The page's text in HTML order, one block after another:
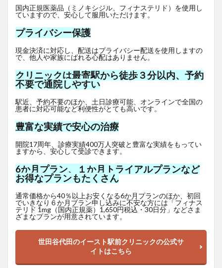
国内正規医薬品（ミノキシジル、フィナステリド）を使用し
ていますので、安心して服用いただけます。
プライバシー保護
現金決済に対応し、配送はプライバシー配送を使用しますの
で、他人や家族にばれる心配はありません。
クリニックは最寄駅から徒歩３分以内、予約
不要で通院しやすい
駅近、予約不要のほか、土日診療可能、オンラインで全国の
患者に対応可能など利便性がとても高いです。
豊富な実績で安心の治療
開院17周年、診療実績400万人突破と豊富な実績をもってい
ますから、安心して受診できます。
6か月プラン、１か月トライアルプランなど
お得なプランもたくさん
通常価格から40％以上お安くなる6か月プランのほか、初回
でいきなり６か月ブラン申し込みに不安な方には「フィナス
テリド 1mg（国内正規薬）1,650円税込・30日分」などさま
ざまなプランが用意されています。
世田谷代田のイースト駅前クリニックの公式サ
イトはこちら